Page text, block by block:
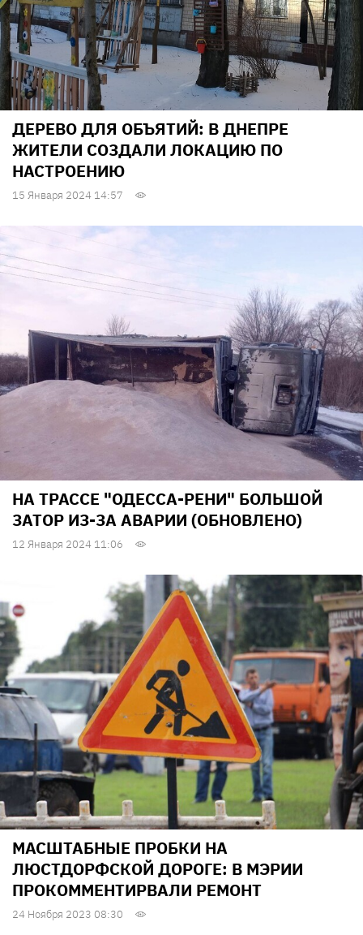
ДЕРЕВО ДЛЯ ОБЪЯТИЙ: В ДНЕПРЕ
ЖИТЕЛИ СОЗДАЛИ ЛОКАЦИЮ ПО
НАСТРОЕНИЮ
15 Января 2024 14:57
НА ТРАССЕ "ОДЕССА-РЕНИ" БОЛЬШОЙ
ЗАТОР ИЗ-ЗА АВАРИИ (ОБНОВЛЕНО)
12 Января 2024 11:06
МАСШТАБНЫЕ ПРОБКИ НА
ЛЮСТДОРФСКОЙ ДОРОГЕ: В МЭРИИ
ПРОКОММЕНТИРВАЛИ РЕМОНТ
24 Ноября 2023 08:30